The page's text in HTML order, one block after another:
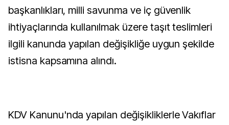
başkanlıkları, milli savunma ve iç güvenlik
ihtiyaçlarında kullanılmak üzere taşıt teslimleri
ilgili kanunda yapılan değişikliğe uygun şekilde
istisna kapsamına alındı.
KDV Kanunu'nda yapılan değişikliklerle Vakıflar